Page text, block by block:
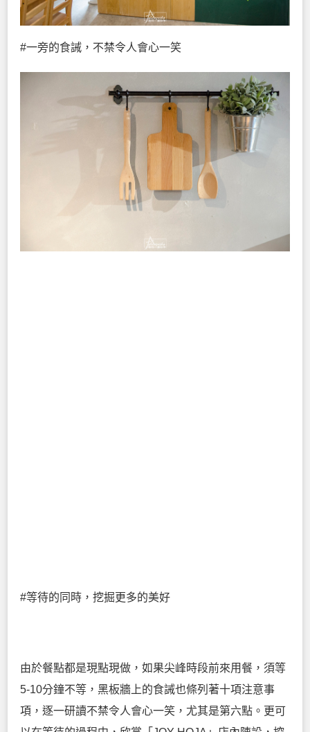
#一旁的食誡，不禁令人會心一笑
#等待的同時，挖掘更多的美好
由於餐點都是現點現做，如果尖峰時段前來用餐，須等
5-10分鐘不等，黑板牆上的食誡也條列著十項注意事
項，逐一研讀不禁令人會心一笑，尤其是第六點。更可